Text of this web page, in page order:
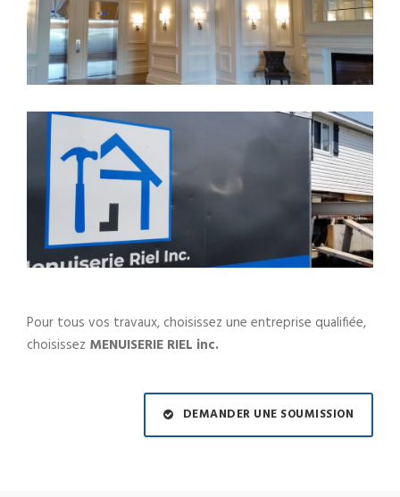
Pour tous vos travaux, choisissez une entreprise qualifiée,
choisissez MENUISERIE RIEL inc.
DEMANDER UNE SOUMISSION